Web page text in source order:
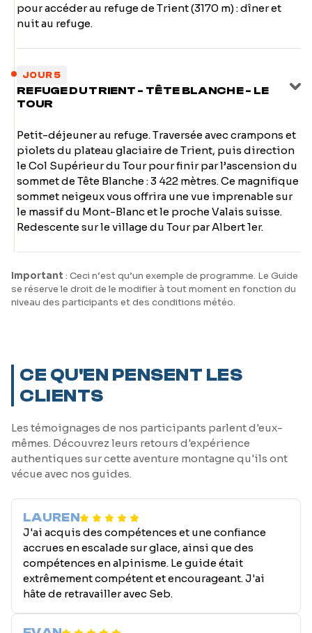
pour accéder au refuge de Trient (3170 m) : dîner et
nuit au refuge.
JOUR 5
REFUGE DU TRIENT - TÊTE BLANCHE - LE
TOUR
Petit-déjeuner au refuge. Traversée avec crampons et
piolets du plateau glaciaire de Trient, puis direction
le Col Supérieur du Tour pour finir par l’ascension du
sommet de Tête Blanche : 3 422 mètres. Ce magnifique
sommet neigeux vous offrira une vue imprenable sur
le massif du Mont-Blanc et le proche Valais suisse.
Redescente sur le village du Tour par Albert 1er.
Important : Ceci n‘est qu’un exemple de programme. Le Guide
se réserve le droit de le modifier à tout moment en fonction du
niveau des participants et des conditions météo.
CE QU'EN PENSENT LES
CLIENTS
Les témoignages de nos participants parlent d'eux-
mêmes. Découvrez leurs retours d'expérience
authentiques sur cette aventure montagne qu'ils ont
vécue avec nos guides.
LAUREN
J'ai acquis des compétences et une confiance
accrues en escalade sur glace, ainsi que des
compétences en alpinisme. Le guide était
extrêmement compétent et encourageant. J'ai
hâte de retravailler avec Seb.